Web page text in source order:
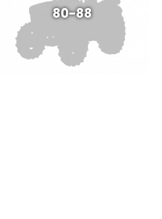
80-88